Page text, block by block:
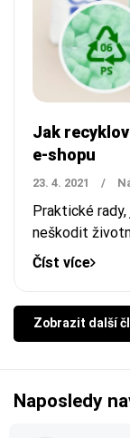
Jak
e-shopu
23. 4. 2021 /
Praktické
neškodit
Číst více
Zobrazit další
Naposledy